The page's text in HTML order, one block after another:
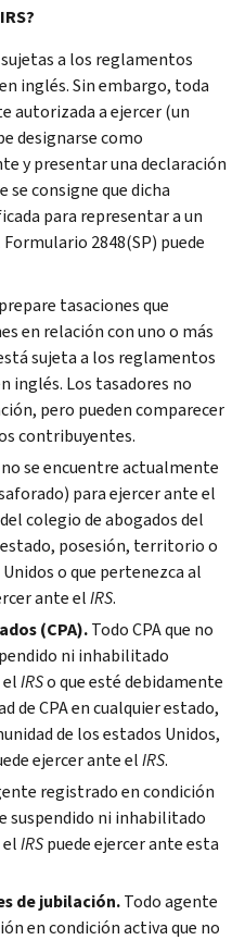
a los reglamentos
inglés. Sin embargo, toda
autorizada a ejercer (un
designarse como
y presentar una declaración
se consigne que dicha
para representar a un
2848(SP) puede
tasaciones que
en relación con uno o más
sujeta a los reglamentos
inglés. Los tasadores no
pero pueden comparecer
contribuyentes.
se encuentre actualmente
para ejercer ante el
colegio de abogados del
posesión, territorio o
o que pertenezca al
ante elIRS.
(CPA).Todo CPA que no
ni inhabilitado
IRSo que esté debidamente
de CPA en cualquier estado,
de los estados Unidos,
ejercer ante elIRS.
registrado en condición
suspendido ni inhabilitado
IRSpuede ejercer ante esta
de jubilación.Todo agente
en condición activa que no